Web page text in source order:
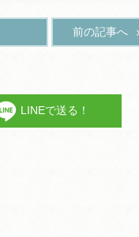
前の記事へ
LINEで送る！